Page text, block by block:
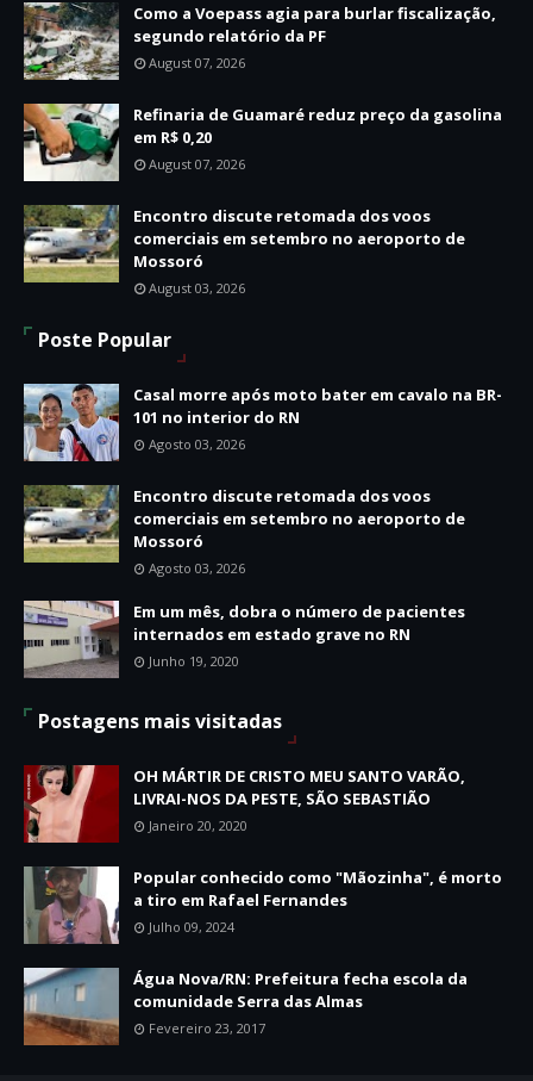
Como a Voepass agia para burlar fiscalização,
segundo relatório da PF
August 07, 2026
Refinaria de Guamaré reduz preço da gasolina
em R$ 0,20
August 07, 2026
Encontro discute retomada dos voos
comerciais em setembro no aeroporto de
Mossoró
August 03, 2026
Poste Popular
Casal morre após moto bater em cavalo na BR-
101 no interior do RN
Agosto 03, 2026
Encontro discute retomada dos voos
comerciais em setembro no aeroporto de
Mossoró
Agosto 03, 2026
Em um mês, dobra o número de pacientes
internados em estado grave no RN
Junho 19, 2020
Postagens mais visitadas
OH MÁRTIR DE CRISTO MEU SANTO VARÃO,
LIVRAI-NOS DA PESTE, SÃO SEBASTIÃO
Janeiro 20, 2020
Popular conhecido como "Mãozinha", é morto
a tiro em Rafael Fernandes
Julho 09, 2024
Água Nova/RN: Prefeitura fecha escola da
comunidade Serra das Almas
Fevereiro 23, 2017